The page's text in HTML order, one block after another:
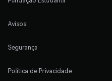
Avisos
Segurança
Política de Privacidade